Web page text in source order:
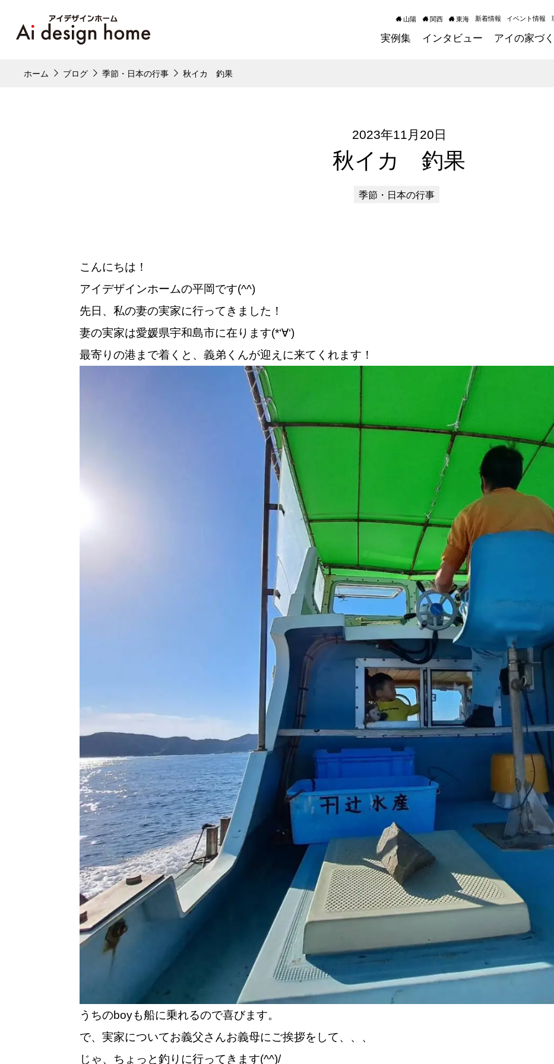
山陽 関西 東海 新着情報 イベント情報
実例集 インタビュー アイの家づ
ホーム ブログ 季節・日本の行事 秋イカ 釣果
2023年11月20日
秋イカ 釣果
季節・日本の行事
こんにちは！
アイデザインホームの平岡です(^^)
先日、私の妻の実家に行ってきました！
妻の実家は愛媛県宇和島市に在ります(*‘∀‘)
最寄りの港まで着くと、義弟くんが迎えに来てくれます！
うちのboyも船に乗れるので喜びます。
で、実家についてお義父さんお義母にご挨拶をして、、、
じゃ、ちょっと釣りに行ってきます(^^)/